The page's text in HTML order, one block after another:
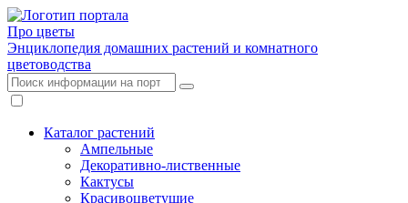
Про цветы
Энциклопедия домашних растений и комнатного
цветоводства
Каталог растений
Ампельные
Декоративно-лиственные
Кактусы
Красивоцветущие